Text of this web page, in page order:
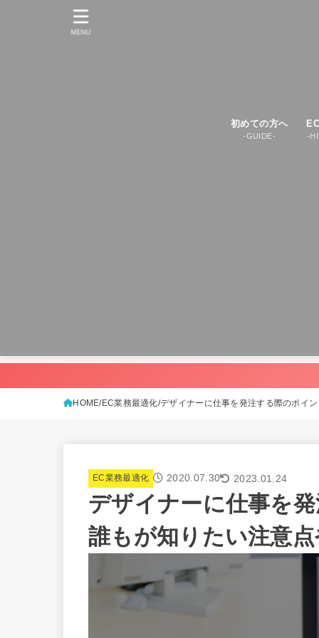
初めての方へ
-GUIDE- -
MENU
HOME EC業務最適化 デザイナーに仕事を発注する際のポイ
EC業務最適化 2020.07.30 2023.01.24
デザイナーに仕事を
誰もが知りたい注意